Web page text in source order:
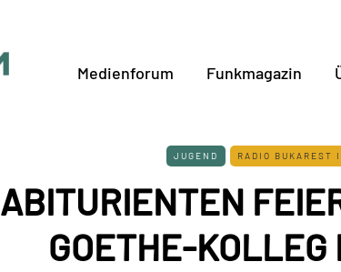
Medienforum Funkmagazin
JUGEND RADIO BUKAREST
ABITURIENTEN
GOETHE-